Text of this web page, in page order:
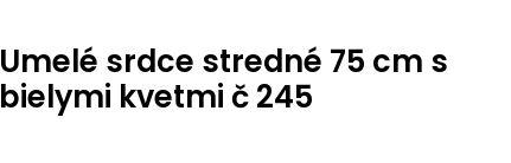
Umelé srdce stredné 75 cm s
bielymi kvetmi č 245